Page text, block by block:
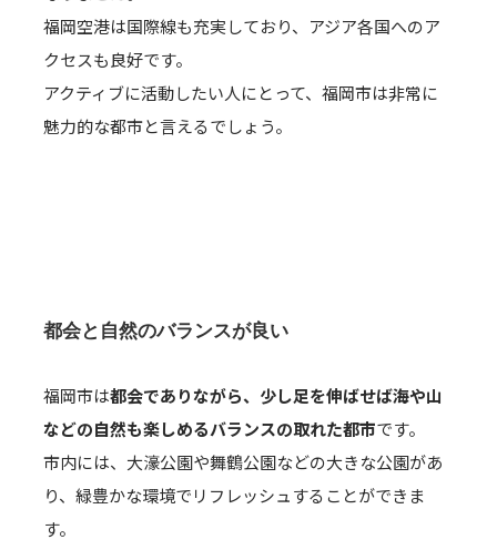
福岡空港は国際線も充実しており、アジア各国へのア
クセスも良好です。
アクティブに活動したい人にとって、福岡市は非常に
魅力的な都市と言えるでしょう。
都会と自然のバランスが良い
福岡市は都会でありながら、少し足を伸ばせば海や山
などの自然も楽しめるバランスの取れた都市です。
市内には、大濠公園や舞鶴公園などの大きな公園があ
り、緑豊かな環境でリフレッシュすることができま
す。